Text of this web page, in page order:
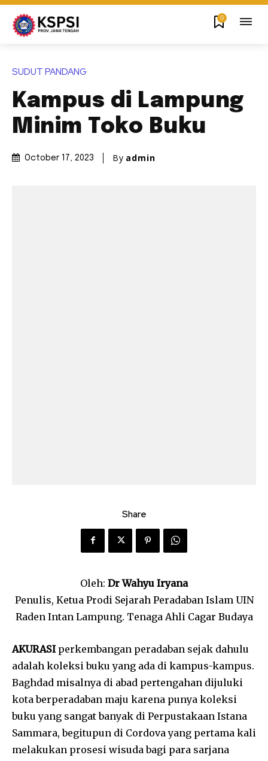
0
SUDUT PANDANG
Kampus di Lampung
Minim Toko Buku
October 17, 2023 By admin
Share
Oleh: Dr Wahyu Iryana
Penulis, Ketua Prodi Sejarah Peradaban Islam UIN
Raden Intan Lampung. Tenaga Ahli Cagar Budaya
AKURASI perkembangan peradaban sejak dahulu
adalah koleksi buku yang ada di kampus-kampus.
Baghdad misalnya di abad pertengahan dijuluki
kota berperadaban maju karena punya koleksi
buku yang sangat banyak di Perpustakaan Istana
Sammara, begitupun di Cordova yang pertama kali
melakukan prosesi wisuda bagi para sarjana